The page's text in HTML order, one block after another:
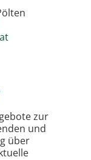
zur
und
über